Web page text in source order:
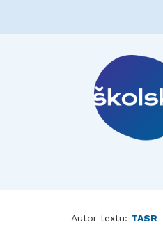
Autor textu: TASR